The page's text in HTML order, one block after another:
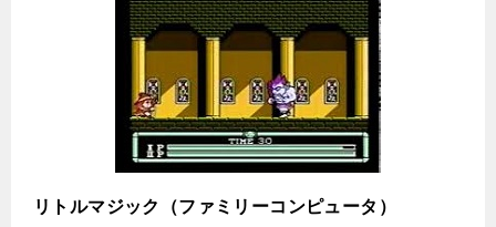
リトルマジック（ファミリーコンピュータ）